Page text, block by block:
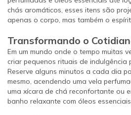
chás aromáticos, esses itens são
apenas o corpo, mas também o
Transformando o
Em um mundo onde o tempo muitas
criar pequenos rituais de indulgência
Reserve alguns minutos a cada dia
mesmo, acendendo uma vela
uma xícara de chá reconfortante ou
banho relaxante com óleos